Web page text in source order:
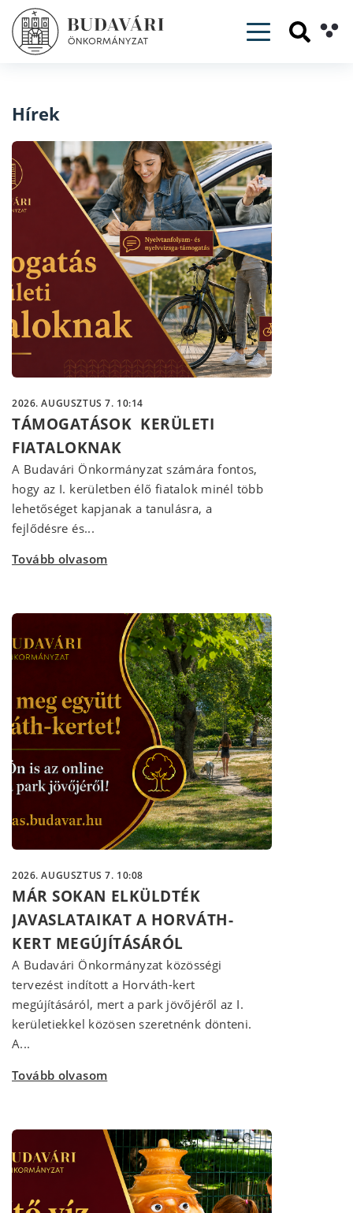
Toggle
Hírek
2026. AUGUSZTUS 7. 10:14
TÁMOGATÁSOK KERÜLETI
FIATALOKNAK
A Budavári Önkormányzat számára fontos,
hogy az I. kerületben élő fiatalok minél több
lehetőséget kapjanak a tanulásra, a
fejlődésre és...
Tovább olvasom
2026. AUGUSZTUS 7. 10:08
MÁR SOKAN ELKÜLDTÉK
JAVASLATAIKAT A HORVÁTH-
KERT MEGÚJÍTÁSÁRÓL
A Budavári Önkormányzat közösségi
tervezést indított a Horváth-kert
megújításáról, mert a park jövőjéről az I.
kerületiekkel közösen szeretnénk dönteni.
A...
Tovább olvasom